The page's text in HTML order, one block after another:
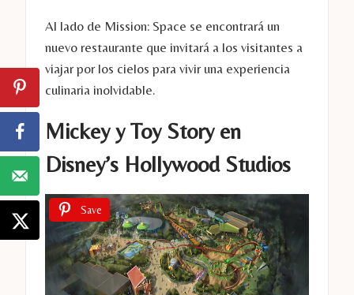
Al lado de Mission: Space se encontrará un
nuevo restaurante que invitará a los visitantes a
viajar por los cielos para vivir una experiencia
culinaria inolvidable.
Mickey y Toy Story en
Disney’s Hollywood Studios
Save